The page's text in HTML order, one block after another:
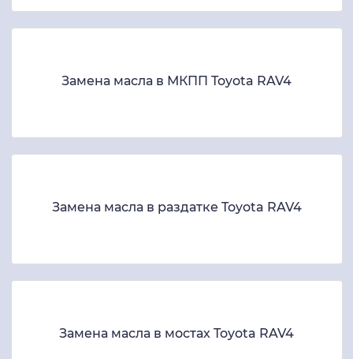
Замена масла в МКПП Toyota RAV4
Замена масла в раздатке Toyota RAV4
Замена масла в мостах Toyota RAV4